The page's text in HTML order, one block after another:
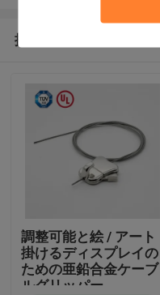
推薦されたプロダクト
調整可能と絵 / アート
掛けるディスプレイの
ための亜鉛合金ケーブ
ルグリッパー